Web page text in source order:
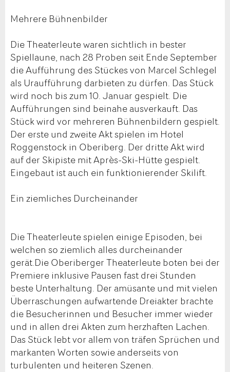
Mehrere Bühnenbilder
Die Theaterleute waren sichtlich in bester
Spiellaune, nach 28 Proben seit Ende September
die Aufführung des Stückes von Marcel Schlegel
als Uraufführung darbieten zu dürfen. Das Stück
wird noch bis zum 10. Januar gespielt. Die
Aufführungen sind beinahe ausverkauft. Das
Stück wird vor mehreren Bühnenbildern gespielt.
Der erste und zweite Akt spielen im Hotel
Roggenstock in Oberiberg. Der dritte Akt wird
auf der Skipiste mit Après-Ski-Hütte gespielt.
Eingebaut ist auch ein funktionierender Skilift.
Ein ziemliches Durcheinander
Die Theaterleute spielen einige Episoden, bei
welchen so ziemlich alles durcheinander
gerät.Die Oberiberger Theaterleute boten bei der
Premiere inklusive Pausen fast drei Stunden
beste Unterhaltung. Der amüsante und mit vielen
Überraschungen aufwartende Dreiakter brachte
die Besucherinnen und Besucher immer wieder
und in allen drei Akten zum herzhaften Lachen.
Das Stück lebt vor allem von träfen Sprüchen und
markanten Worten sowie anderseits von
turbulenten und heiteren Szenen.